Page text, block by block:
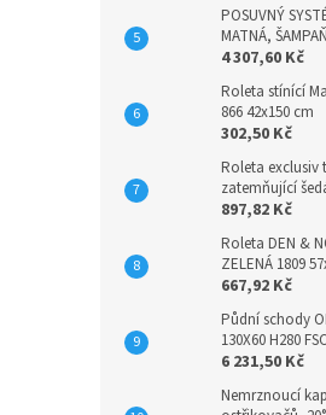
POSUVNÝ
MATNÁ,
4 307,60 Kč
Roleta stínící
866 42x150 cm
302,50 Kč
Roleta exclusiv
zatemňující
897,82 Kč
Roleta DEN &
ZELENÁ 1809
667,92 Kč
Půdní schody
130X60 H280 FSC
6 231,50 Kč
Nemrznoucí